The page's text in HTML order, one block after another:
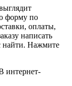
форму по
оплаты,
написать
найти. Нажмите
интернет-